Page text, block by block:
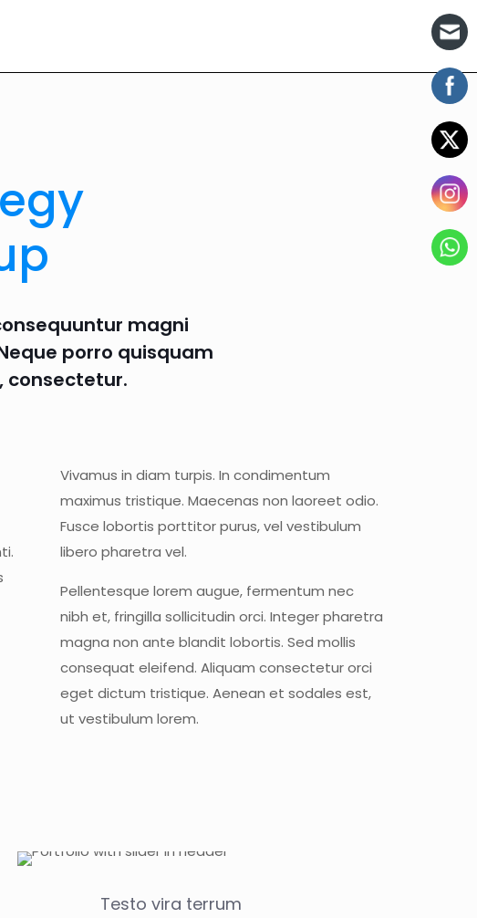
magni
porro quisquam
consectetur.
Vivamus in diam turpis. In condimentum
maximus tristique. Maecenas non laoreet odio.
Fusce lobortis porttitor purus, vel vestibulum
libero pharetra vel.
Pellentesque lorem augue, fermentum nec
nibh et, fringilla sollicitudin orci. Integer pharetra
magna non ante blandit lobortis. Sed mollis
consequat eleifend. Aliquam consectetur orci
eget dictum tristique. Aenean et sodales est,
ut vestibulum lorem.
Testo vira terrum